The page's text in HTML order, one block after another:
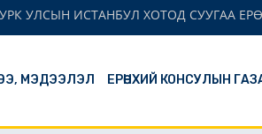
УЛСЫН ИСТАНБУЛ ХОТОД СУУГАА
МЭДЭЭЛЭЛ ЕРӨНХИЙ КОНСУЛЫН